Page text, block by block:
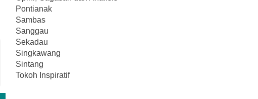
Pontianak
Sambas
Sanggau
Sekadau
Singkawang
Sintang
Tokoh Inspiratif